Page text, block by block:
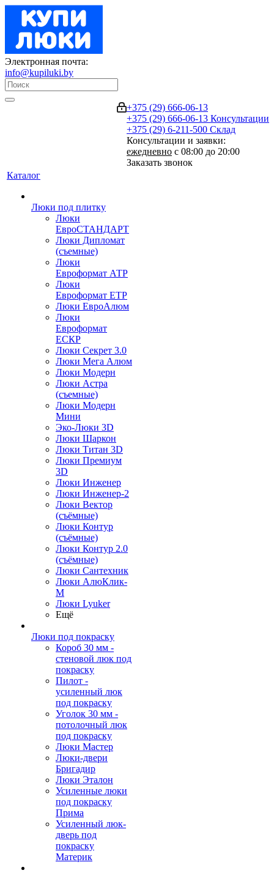
Электронная почта:
info@kupiluki.by
+375 (29) 666-06-13
+375 (29) 666-06-13 Консультации
+375 (29) 6-211-500 Склад
Консультации и заявки:
ежедневно с 08:00 до 20:00
Заказать звонок
Каталог
Люки под плитку
Люки
ЕвроСТАНДАРТ
Люки Дипломат
(съемные)
Люки
Евроформат АТР
Люки
Евроформат ЕТР
Люки ЕвроАлюм
Люки
Евроформат
ЕСКР
Люки Секрет 3.0
Люки Мега Алюм
Люки Модерн
Люки Астра
(съемные)
Люки Модерн
Мини
Эко-Люки 3D
Люки Шаркон
Люки Титан 3D
Люки Премиум
3D
Люки Инженер
Люки Инженер-2
Люки Вектор
(съёмные)
Люки Контур
(съёмные)
Люки Контур 2.0
(съёмные)
Люки Сантехник
Люки АлюКлик-
М
Люки Lyuker
Ещё
Люки под покраску
Короб 30 мм -
стеновой люк под
покраску
Пилот -
усиленный люк
под покраску
Уголок 30 мм -
потолочный люк
под покраску
Люки Мастер
Люки-двери
Бригадир
Люки Эталон
Усиленные люки
под покраску
Прима
Усиленный люк-
дверь под
покраску
Материк